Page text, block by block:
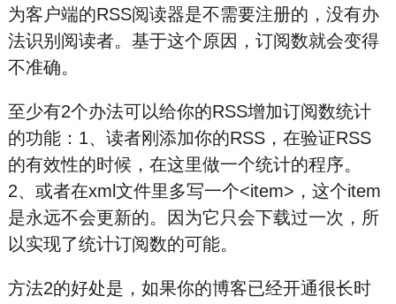
为客户端的RSS阅读器是不需要注册的，没有办
法识别阅读者。基于这个原因，订阅数就会变得
不准确。
至少有2个办法可以给你的RSS增加订阅数统计
的功能：1、读者刚添加你的RSS，在验证RSS
的有效性的时候，在这里做一个统计的程序。
2、或者在xml文件里多写一个<item>，这个item
是永远不会更新的。因为它只会下载过一次，所
以实现了统计订阅数的可能。
方法2的好处是，如果你的博客已经开通很长时